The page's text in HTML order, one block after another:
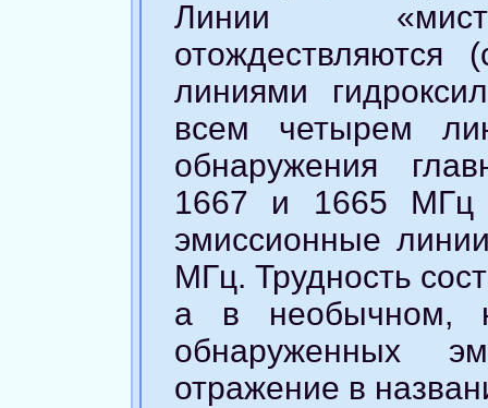
Линии
отождествляются
линиями
всем четырем
обнаружения
1667 и 1665 МГц
эмиссионные
МГц. Трудность
а в необычном,
обнаруженных
отражение в